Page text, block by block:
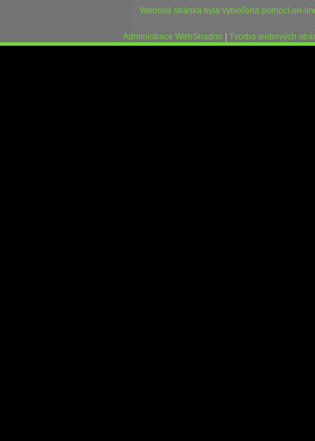
Webová stránka byla vytvořena pomocí on-
Administrace WebSnadno Tvorba webových